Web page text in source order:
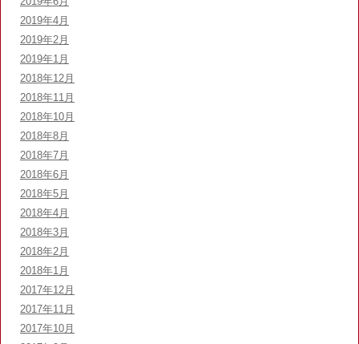
2019年4月
2019年2月
2019年1月
2018年12月
2018年11月
2018年10月
2018年8月
2018年7月
2018年6月
2018年5月
2018年4月
2018年3月
2018年2月
2018年1月
2017年12月
2017年11月
2017年10月